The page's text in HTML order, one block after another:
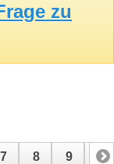
zu
7 8 9 10